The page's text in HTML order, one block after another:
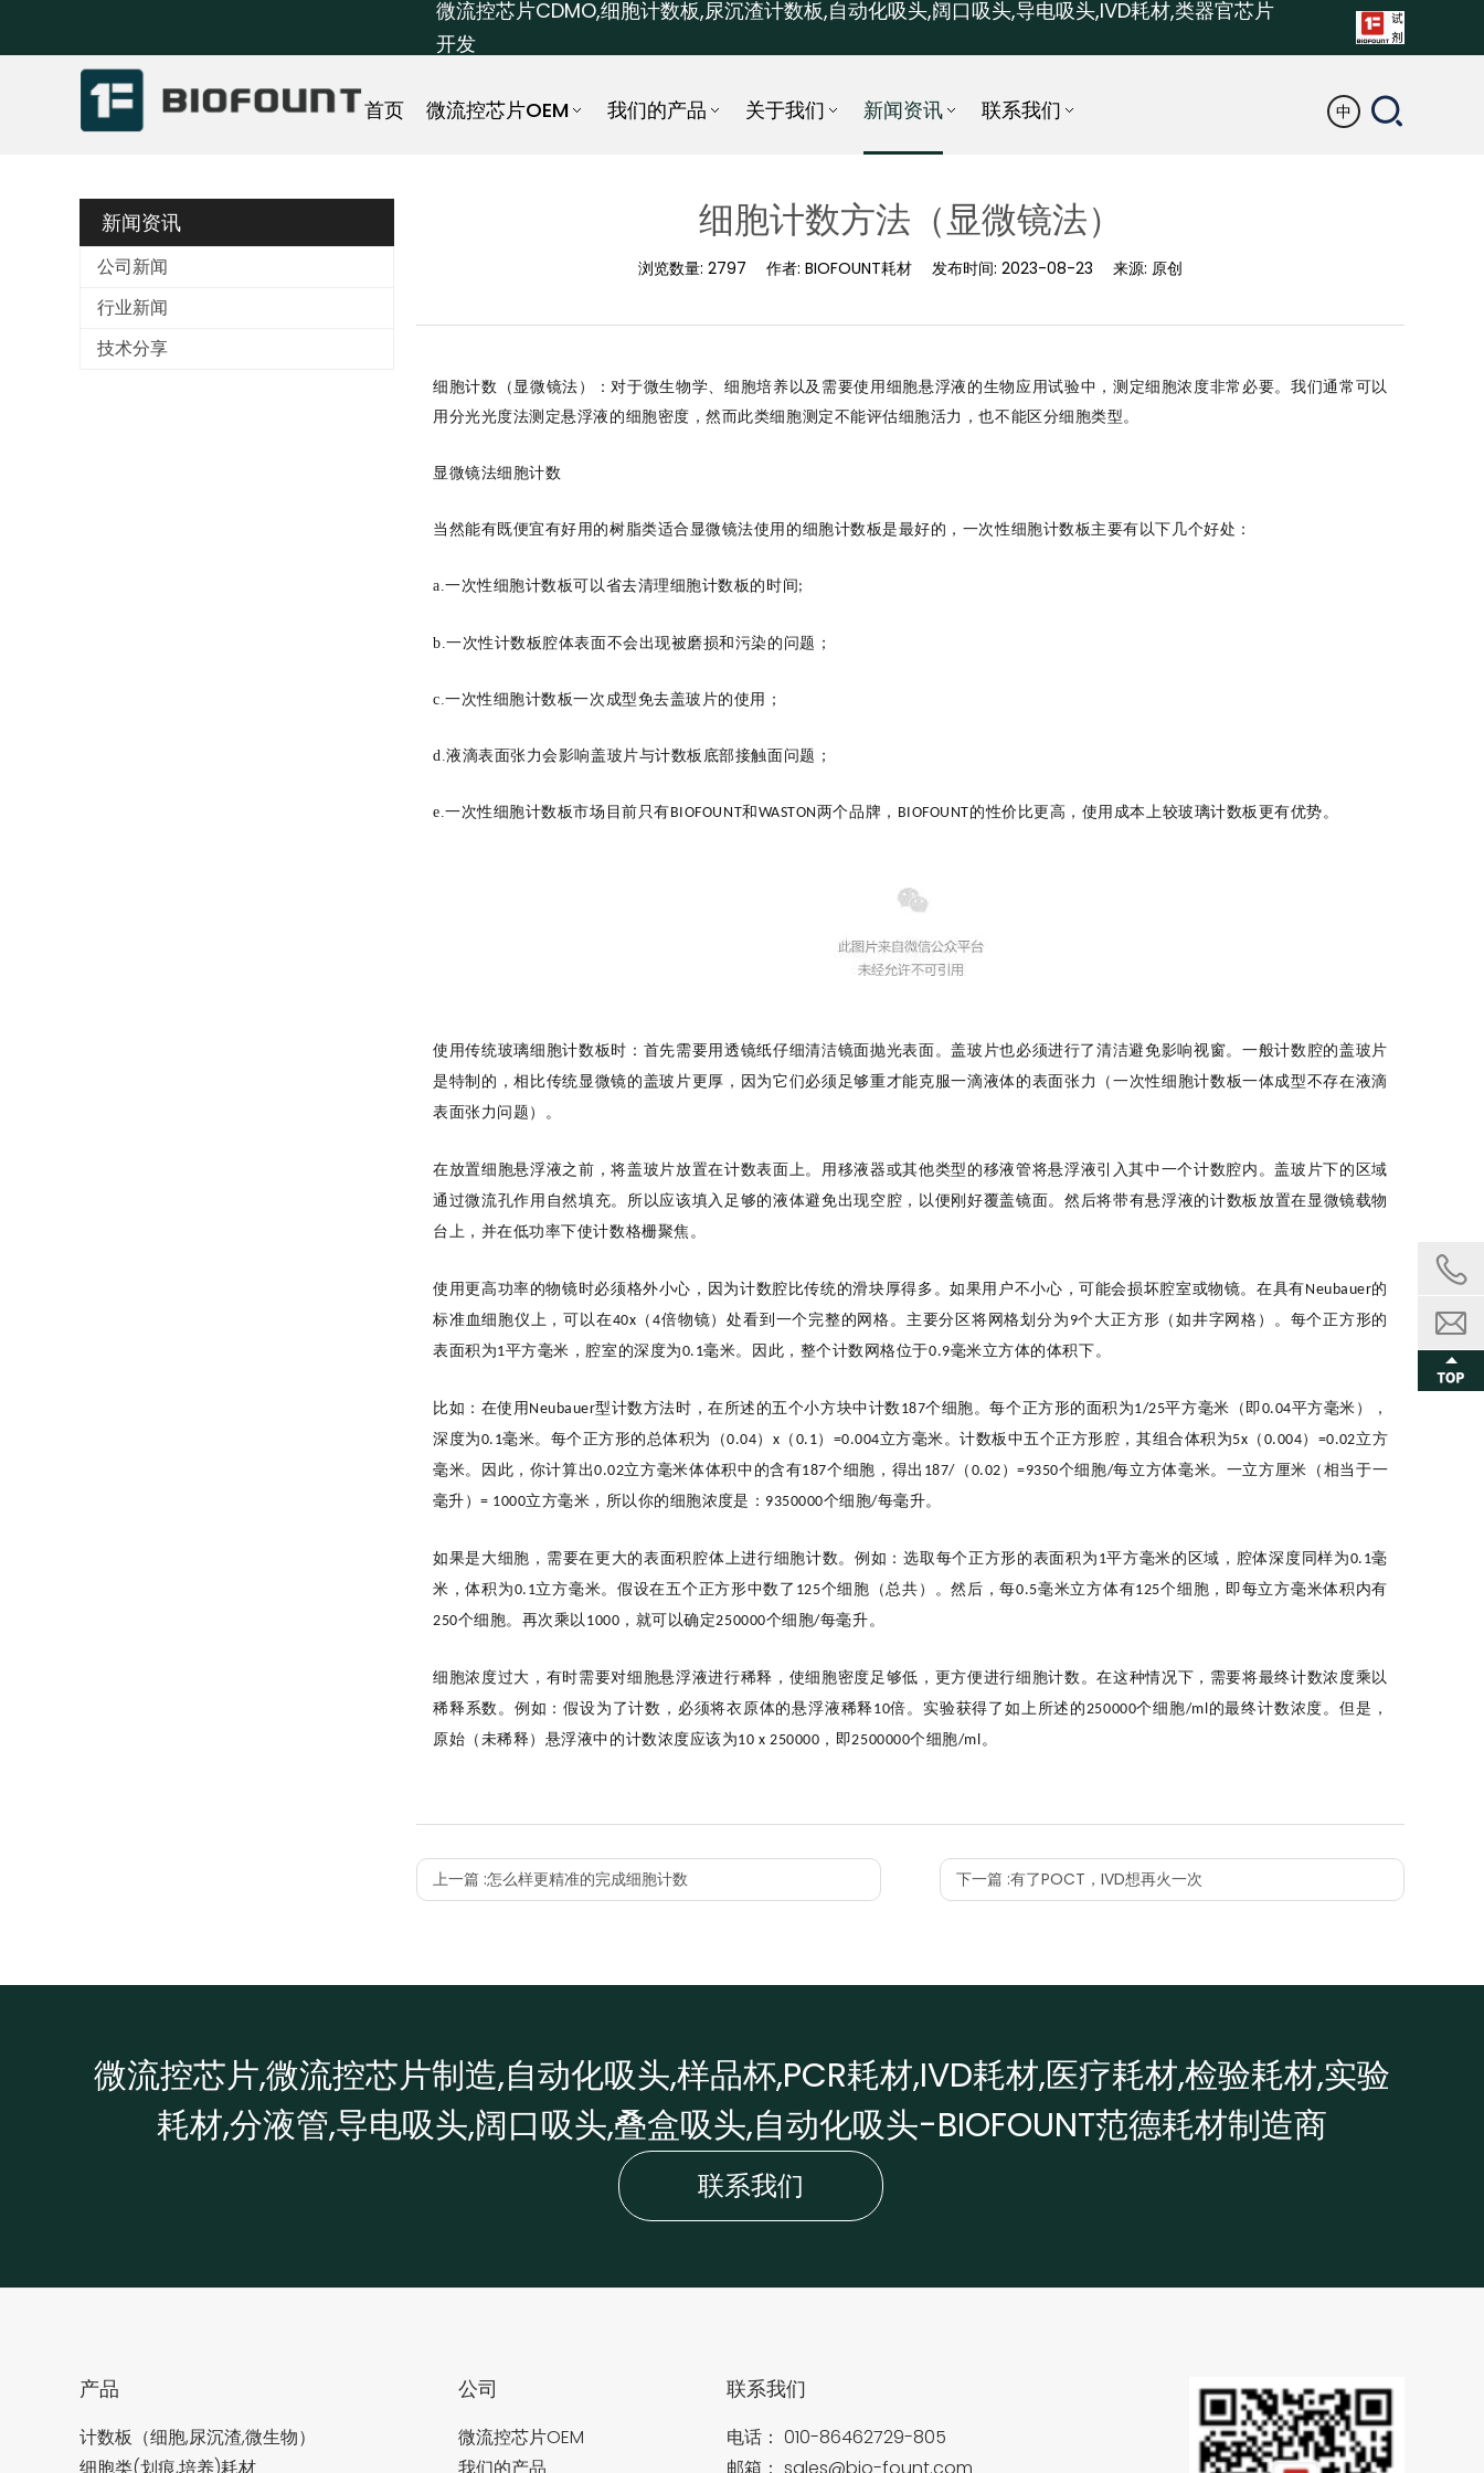
微流控芯片CDMO,细胞计数板,尿沉渣计数板,自动化吸头,阔口吸头,导电吸头,IVD耗材,类器官芯片
开发
首页 微流控芯片OEM 我们的产品 关于我们 新闻资讯 联系我们 中
新闻资讯
公司新闻
行业新闻
技术分享
细胞计数方法（显微镜法）
浏览数量: 2797 作者: BIOFOUNT耗材 发布时间: 2023-08-23 来源: 原创
细胞计数（显微镜法）：对于微生物学、细胞培养以及需要使用细胞悬浮液的生物应用试验中，测定细胞浓度非常必要。我们通常可以
用分光光度法测定悬浮液的细胞密度，然而此类细胞测定不能评估细胞活力，也不能区分细胞类型。
显微镜法细胞计数
当然能有既便宜有好用的树脂类适合显微镜法使用的细胞计数板是最好的，一次性细胞计数板主要有以下几个好处：
a.一次性细胞计数板可以省去清理细胞计数板的时间 ;
b.一次性计数板腔体表面不会出现被磨损和污染的问题；
c.一次性细胞计数板一次成型免去盖玻片的使用；
d.液滴表面张力会影响盖玻片与计数板底部接触面问题；
e.一次性细胞计数板市场目前只有BIOFOUNT和 WASTON 两个品牌， BIOFOUNT的性价比更高，使用成本上较玻璃计数板更有优势。
使用传统玻璃细胞计数板时：首先需要用透镜纸仔细清洁镜面抛光表面。盖玻片也必须进行了清洁避免影响视窗。一般计数 腔的盖玻片
是特制的，相 比传统显微镜的盖玻片更厚，因为它们必须足够重才能克服一滴液体的表面张力
（一次性细胞计数板一体成型不存在液滴
表面张力问题） 。
在放置细胞悬浮液之前，将盖玻片放置在计数表面上。用 移液器或其他类型的移液管将悬浮液引入其中一个计数腔内 。盖玻片下的区域
通过微流孔作用 自然填充。 所以应该填入 足够的液体避免出现空腔 ，以便刚好覆盖镜面。然后将带有悬浮液的计数板 放置在显微镜载物
台上，并在低功率下使计数格栅聚焦。
使用更高功率的物镜时必须格外小心，因为计数腔 比传统的滑块厚得多。如果用户不小心，可能会损坏腔室或物镜。在具有Neubauer的
标准血细胞仪上，可以在40x （4倍物镜）处看到一个完整的网格。主要分区将网格划分为 9个大正方形（如井字网格）。每个正方形的
表面积为1平方毫米，腔室的深度为0.1毫米。因此，整个计数网格位于0.9毫米立方体的体积下。
比如：在使用 Neubauer型计数方法时，在所述的五个小方块中计数 187个细胞。每个正方形的面积为1/25平方毫米（即0.04平方毫米），
深度为0.1毫米。每个正方形的总体积为（0.04） x （ 0.1） =0.004立方毫米。计数板中五个正方形腔 ，其组合体积为5x （ 0.004） =0.02立方
毫米。因此，你计算出0.02立方毫米体体积中的含有187个细胞 ，得出 187/（ 0.02 ）=9350个细胞/每立方体毫米。一立方厘米（相当于一
毫升）= 1000立方毫米，所以你的细胞浓度是： 9350000个细胞/每毫升。
如果是大细胞，需要在更大的表面积 腔体上进行细胞计数。例如 ：选取 每个正方形的表面积为 1平方毫米的区域 ， 腔体深度 同样为0.1毫
米，体积为0.1立方毫米。假设在五个正方形中数了 125个细胞（总共）。然后，每0.5毫米立方体有125个细胞，即每立方毫米体积内有
250个细胞。再次乘以 1000 ， 就可以确定250000个细胞/每毫升。
细胞浓度过大， 有时需要对细胞悬浮液进行稀释，使细胞密度足够低， 更方便进行细胞计数。在这种情况下，需要将最终计数浓度乘以
稀释系数。例如 ：假设为了计数，必须将衣原体的悬浮液稀释10倍。 实验获得了如上所述的250000个细胞/ml的最终计数浓度。 但是 ，
原始（未稀释）悬浮液中的计数浓度应该为10 x 250000 ，即2500000个细胞/ml。
上一篇 :怎么样更精准的完成细胞计数 下一篇 :有了POCT，IVD想再火一次
微流控芯片,微流控芯片制造,自动化吸头,样品杯,PCR耗材,IVD耗材,医疗耗材,检验耗材,实验
耗材,分液管,导电吸头,阔口吸头,叠盒吸头,自动化吸头-BIOFOUNT范德耗材制造商
联系我们
产品
计数板（细胞,尿沉渣,微生物）
公司
微流控芯片OEM
联系我们
电话： 010-86462729-805